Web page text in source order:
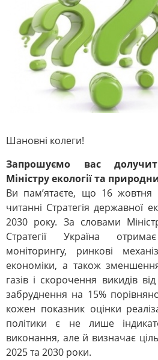
Шановні колеги!
Запрошуємо вас
Міністру екології та
Ви пам’ятаєте, що 16
читанні Стратегія державної
2030 року. За словами
Стратегії Україна
моніторингу, ринкові
економіки, а також
газів і скорочення викидів
забруднення на 15%
кожен показник оцінки
політики є не лише
виконання, але й визначає
2025 та 2030 роки.